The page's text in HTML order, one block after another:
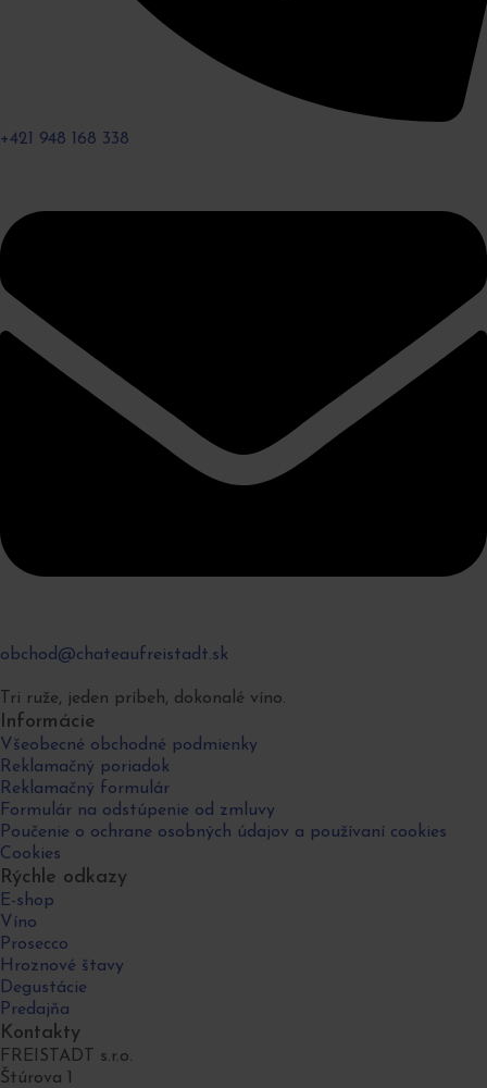
+421 948 168 338
obchod@chateaufreistadt.sk
Tri ruže, jeden príbeh, dokonalé víno.
Informácie
Všeobecné obchodné podmienky
Reklamačný poriadok
Reklamačný formulár
Formulár na odstúpenie od zmluvy
Poučenie o ochrane osobných údajov a používaní cookies
Cookies
Rýchle odkazy
E-shop
Víno
Prosecco
Hroznové štavy
Degustácie
Predajňa
Kontakty
FREISTADT s.r.o.
Štúrova 1